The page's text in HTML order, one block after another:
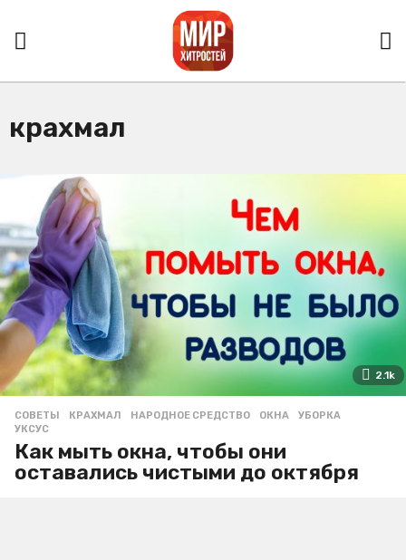
крахмал
2.1k
СОВЕТЫ КРАХМАЛ ,НАРОДНОЕ СРЕДСТВО ,ОКНА ,УБОРКА
УКСУС
Как мыть окна, чтобы они
оставались чистыми до октября